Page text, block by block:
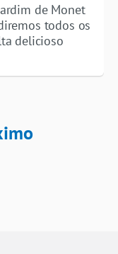
de Monet
todos os
delicioso